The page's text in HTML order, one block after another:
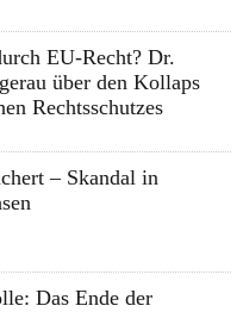
EU-Recht? Dr.
über den Kollaps
Rechtsschutzes
– Skandal in
Das Ende der